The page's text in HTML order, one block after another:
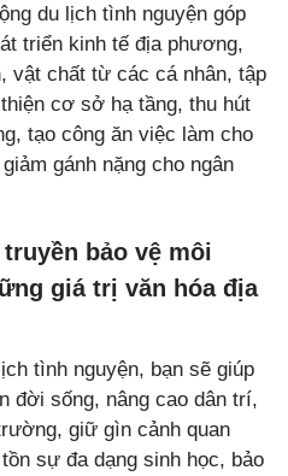
du lịch tình nguyện góp
triển kinh tế địa phương,
vật chất từ các cá nhân, tập
cơ sở hạ tầng, thu hút
tạo công ăn việc làm cho
gánh nặng cho ngân
bảo vệ môi
giá trị văn hóa địa
tình nguyện, bạn sẽ giúp
đời sống, nâng cao dân trí,
giữ gìn cảnh quan
sự đa dạng sinh học, bảo